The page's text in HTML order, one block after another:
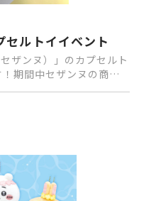
ルトイイベント
ザンヌ）」のカプセルト
期間中セザンヌの商品